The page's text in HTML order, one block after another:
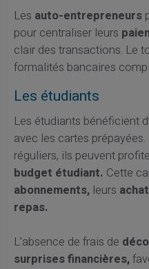
Les auto-entrepreneurs
pour centraliser leurs
clair des transactions. Le
formalités bancaires
Les étudiants
Les étudiants bénéficient
avec les cartes
réguliers, ils peuvent
budget étudiant. Cette
abonnements,leurs
repas.
L’absence de frais de
surprises financières,